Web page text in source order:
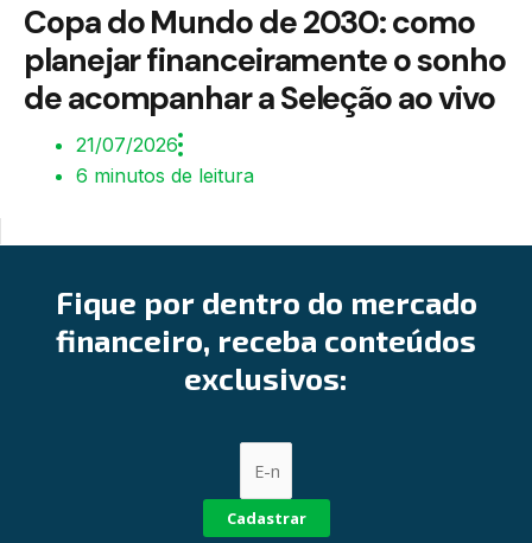
Copa do Mundo de 2030: como
planejar financeiramente o sonho
de acompanhar a Seleção ao vivo
21/07/2026
6 minutos de leitura
Fique por dentro do mercado
financeiro, receba conteúdos
exclusivos:
Cadastrar